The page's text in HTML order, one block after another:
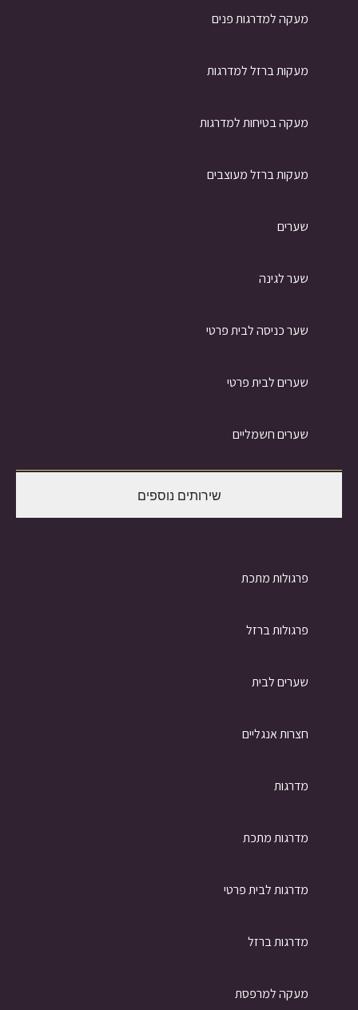
מעקה למדרגות פנים
מעקות ברזל למדרגות
מעקה בטיחות למדרגות
מעקות ברזל מעוצבים
שערים
שער לגינה
שער כניסה לבית פרטי
שערים לבית פרטי
שערים חשמליים
שירותים נוספים
פרגולות מתכת
פרגולות ברזל
שערים לבית
חצרות אנגליים
מדרגות
מדרגות מתכת
מדרגות לבית פרטי
מדרגות ברזל
מעקה למרפסת